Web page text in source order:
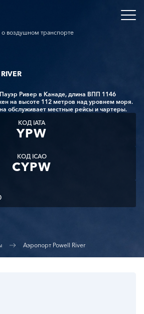
о воздушном транспорте
Ривер в Канаде, длина ВПП 1146
на высоте 112 метров над уровнем моря.
обслуживает местные рейсы и чартеры.
КОД IATA
YPW
КОД ICAO
CYPW
Аэропорт Powell River